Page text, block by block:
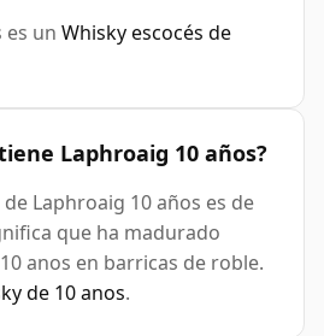
es un Whisky escocés de
Laphroaig 10 años?
Laphroaig 10 años es de
que ha madurado
anos en barricas de roble.
de 10 anos.